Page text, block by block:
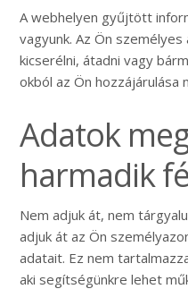
A webhelyen gyűjtött
vagyunk. Az Ön
kicserélni, átadni vagy
okból az Ön hozzájárulása
Adatok
harmadik
Nem adjuk át, nem
adjuk át az Ön
adatait. Ez nem
aki segítségünkre lehet